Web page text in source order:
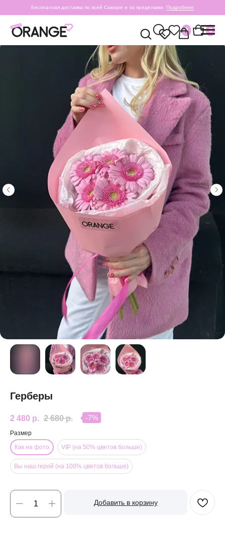
0 0
Бесплатная доставка по всей Самаре и за пределами. Подробнее
Герберы
2 480 р. 2 680 р. -7%
Размер
Как на фото
VIP (на 50% цветов больше)
Вы наш герой (на 100% цветов больше)
Добавить в корзину